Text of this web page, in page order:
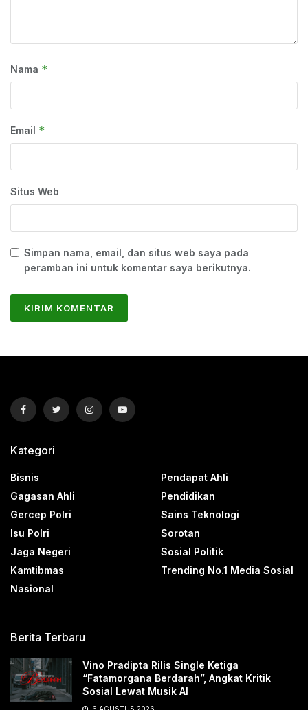
Nama *
Email *
Situs Web
Simpan nama, email, dan situs web saya pada
peramban ini untuk komentar saya berikutnya.
Kategori
Bisnis
Gagasan Ahli
Gercep Polri
Isu Polri
Jaga Negeri
Kamtibmas
Nasional
Pendapat Ahli
Pendidikan
Sains Teknologi
Sorotan
Sosial Politik
Trending No.1 Media Sosial
Berita Terbaru
Vino Pradipta Rilis Single Ketiga
“Fatamorgana Berdarah”, Angkat Kritik
Sosial Lewat Musik AI
6 AGUSTUS 2026